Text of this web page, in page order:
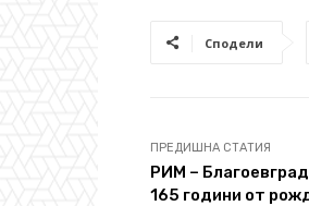
Сподели
ПРЕДИШНА СТАТИЯ
РИМ –
165 години от